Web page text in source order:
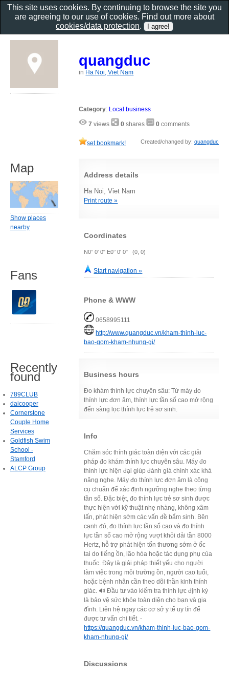
quangduc
in Ha Noi, Viet Nam
Category: Local business
7 views 0 shares 0 comments
set bookmark! Created/changed by: quangduc
Address details
Ha Noi, Viet Nam
Print route »
Coordinates
N0° 0' 0" E0° 0' 0" (0, 0)
Start navigation »
Phone & WWW
0658995111
http://www.quangduc.vn/kham-thinh-luc-
bao-gom-kham-nhung-gi/
Business hours
Đo khám thính lực chuyên sâu: Từ máy đo
thính lực đơn âm, thính lực tần số cao mở rộng
đến sàng lọc thính lực trẻ sơ sinh.
Info
Chăm sóc thính giác toàn diện với các giải
pháp đo khám thính lực chuyên sâu. Máy đo
thính lực hiện đại giúp đánh giá chính xác khả
năng nghe. Máy đo thính lực đơn âm là công
cụ chuẩn để xác định ngưỡng nghe theo từng
tần số. Đặc biệt, đo thính lực trẻ sơ sinh được
thực hiện với kỹ thuật nhẹ nhàng, không xâm
lấn, phát hiện sớm các vấn đề bẩm sinh. Bên
cạnh đó, đo thính lực tần số cao và đo thính
lực tần số cao mở rộng vượt khỏi dải tần 8000
Hertz, hỗ trợ phát hiện tổn thương sớm ở ốc
tai do tiếng ồn, lão hóa hoặc tác dụng phụ của
thuốc. Đây là giải pháp thiết yếu cho người
làm việc trong môi trường ồn, người cao tuổi,
hoặc bệnh nhân cần theo dõi thần kinh thính
giác. 🔊 Đầu tư vào kiểm tra thính lực định kỳ
là bảo vệ sức khỏe toàn diện cho bạn và gia
đình. Liên hệ ngay các cơ sở y tế uy tín để
được tư vấn chi tiết. -
https://quangduc.vn/kham-thinh-luc-bao-gom-
kham-nhung-gi/
Discussions
Map
Show places
nearby
Fans
Recently
found
789CLUB
daicooper
Cornerstone
Couple Home
Services
Goldfish Swim
School -
Stamford
ALCP Group
This site uses cookies. By continuing to browse the site you
are agreeing to our use of cookies. Find out more about
cookies/data protection.